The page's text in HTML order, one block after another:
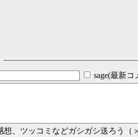
sage(最新
想、ツッコミなどガシガシ送ろう（